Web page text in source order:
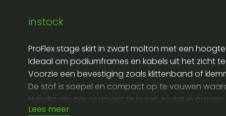
instock
ProFlex stage skirt in zwart molton met een
Ideaal om podiumframes en kabels uit het zicht
Voorzie een bevestiging zoals klittenband of
De stof is soepel en compact op te vouwen
Handig om per segment te huren zodat je
Lees meer